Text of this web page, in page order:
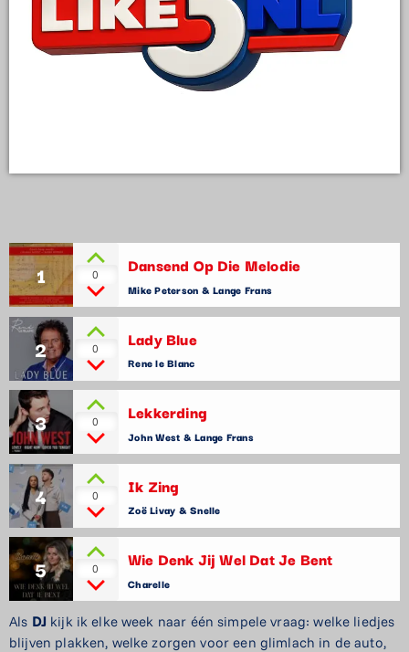
1 0 Dansend Op Die Melodie
Mike Peterson & Lange Frans
2 0 Lady Blue
Rene le Blanc
3 0 Lekkerding
John West & Lange Frans
4 0 Ik Zing
Zoë Livay & Snelle
5 0 Wie Denk Jij Wel Dat Je Bent
Charelle
Als DJ kijk ik elke week naar één simpele vraag: welke liedjes
blijven plakken, welke zorgen voor een glimlach in de auto,